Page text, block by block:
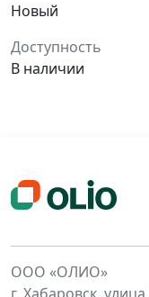
Новый
Доступность
В наличии
ООО «ОЛИО»